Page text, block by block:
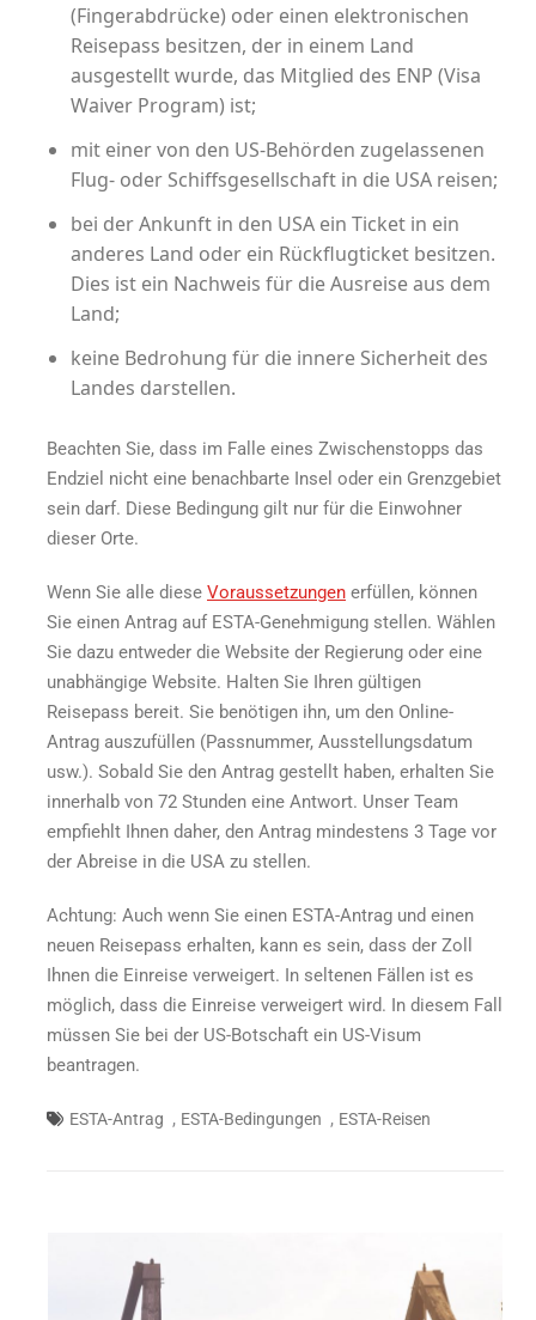
(Fingerabdrücke) oder einen elektronischen
Reisepass besitzen, der in einem Land
ausgestellt wurde, das Mitglied des ENP (Visa
Waiver Program) ist;
mit einer von den US-Behörden zugelassenen
Flug- oder Schiffsgesellschaft in die USA reisen;
bei der Ankunft in den USA ein Ticket in ein
anderes Land oder ein Rückflugticket besitzen.
Dies ist ein Nachweis für die Ausreise aus dem
Land;
keine Bedrohung für die innere Sicherheit des
Landes darstellen.
Beachten Sie, dass im Falle eines Zwischenstopps das
Endziel nicht eine benachbarte Insel oder ein Grenzgebiet
sein darf. Diese Bedingung gilt nur für die Einwohner
dieser Orte.
Wenn Sie alle diese Voraussetzungen erfüllen, können
Sie einen Antrag auf ESTA-Genehmigung stellen. Wählen
Sie dazu entweder die Website der Regierung oder eine
unabhängige Website. Halten Sie Ihren gültigen
Reisepass bereit. Sie benötigen ihn, um den Online-
Antrag auszufüllen (Passnummer, Ausstellungsdatum
usw.). Sobald Sie den Antrag gestellt haben, erhalten Sie
innerhalb von 72 Stunden eine Antwort. Unser Team
empfiehlt Ihnen daher, den Antrag mindestens 3 Tage vor
der Abreise in die USA zu stellen.
Achtung: Auch wenn Sie einen ESTA-Antrag und einen
neuen Reisepass erhalten, kann es sein, dass der Zoll
Ihnen die Einreise verweigert. In seltenen Fällen ist es
möglich, dass die Einreise verweigert wird. In diesem Fall
müssen Sie bei der US-Botschaft ein US-Visum
beantragen.
ESTA-Antrag , ESTA-Bedingungen , ESTA-Reisen